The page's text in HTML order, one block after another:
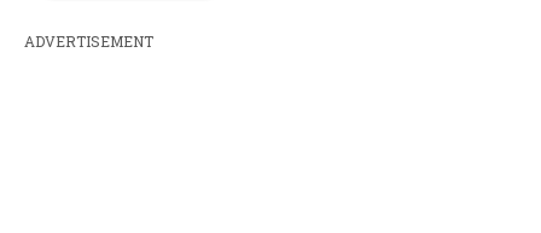
ADVERTISEMENT